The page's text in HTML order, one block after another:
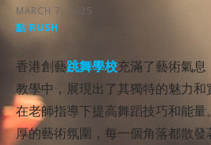
MARCH 7, 2025
點 RUSH
香港創藝跳舞學校充滿了藝術氣息
教學中，展現出了其獨特的魅力
在老師指導下提高舞蹈技巧和能
厚的藝術氛圍，每一個角落都散